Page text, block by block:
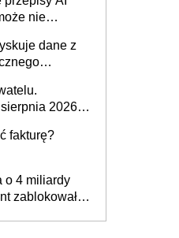
nie będzie
nie
dane z
2026
fakturę?
o 4 miliardy
zablokował